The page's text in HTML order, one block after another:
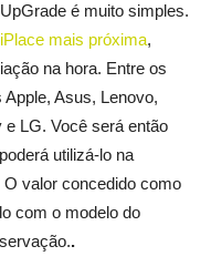
é muito simples.
iPlace mais próxima,
na hora. Entre os
Asus, Lenovo,
LG. Você será então
utilizá-lo na
valor concedido como
com o modelo do
.